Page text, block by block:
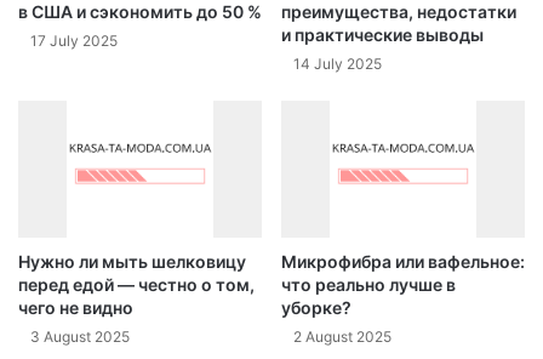
в США и сэкономить до 50 %
17 July 2025
преимущества, недостатки
и практические выводы
14 July 2025
Нужно ли мыть шелковицу
перед едой — честно о том,
чего не видно
3 August 2025
Микрофибра или вафельное:
что реально лучше в
уборке?
2 August 2025